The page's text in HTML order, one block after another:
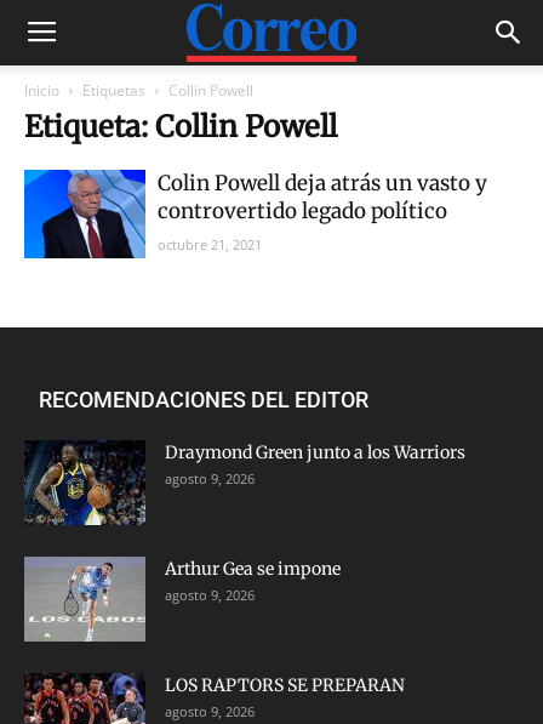
Inicio Etiquetas Collin Powell
Etiqueta: Collin Powell
Colin Powell deja atrás un vasto y
controvertido legado político
octubre 21, 2021
RECOMENDACIONES DEL EDITOR
Draymond Green junto a los Warriors
agosto 9, 2026
Arthur Gea se impone
agosto 9, 2026
LOS RAPTORS SE PREPARAN
agosto 9, 2026